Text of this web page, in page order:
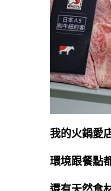
我的火鍋愛
環境跟餐點